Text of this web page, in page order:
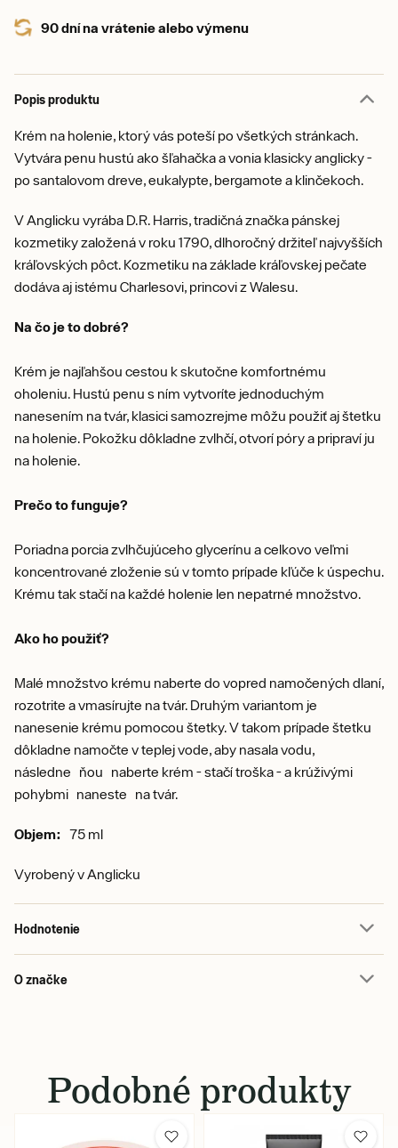
90 dní na vrátenie alebo výmenu
Popis produktu
Krém na holenie, ktorý vás poteší po všetkých stránkach.
Vytvára penu hustú ako šľahačka a vonia klasicky anglicky -
po santalovom dreve, eukalypte, bergamote a klinčekoch.
V Anglicku vyrába D.R. Harris, tradičná značka pánskej
kozmetiky založená v roku 1790, dlhoročný držiteľ najvyšších
kráľovských pôct. Kozmetiku na základe kráľovskej pečate
dodáva aj istému Charlesovi, princovi z Walesu.
Na čo je to dobré?
Krém je najľahšou cestou k skutočne komfortnému
oholeniu. Hustú penu s ním vytvoríte jednoduchým
nanesením na tvár, klasici samozrejme môžu použiť aj štetku
na holenie. Pokožku dôkladne zvlhčí, otvorí póry a pripraví ju
na holenie.
Prečo to funguje?
Poriadna porcia zvlhčujúceho glycerínu a celkovo veľmi
koncentrované zloženie sú v tomto prípade kľúče k úspechu.
Krému tak stačí na každé holenie len nepatrné množstvo.
Ako ho použiť?
Malé množstvo krému naberte do vopred namočených dlaní,
rozotrite a vmasírujte na tvár. Druhým variantom je
nanesenie krému pomocou štetky. V takom prípade štetku
dôkladne namočte v teplej vode, aby nasala vodu,
následne ňou naberte krém - stačí troška - a krúživými
pohybmi naneste na tvár.
Objem: 75 ml
Vyrobený v Anglicku
Hodnotenie
O značke
Podobné produkty